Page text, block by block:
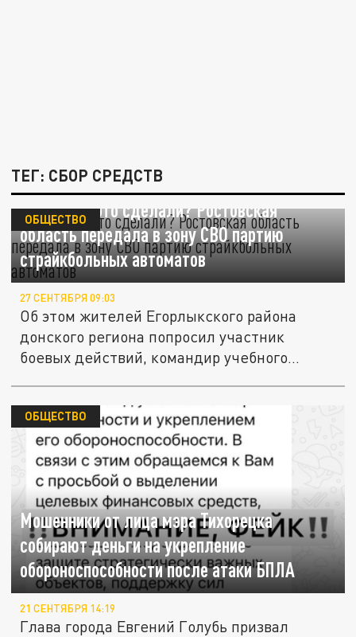
ТЕГ: СБОР СРЕДСТВ
Зачем они это сделали? Ростовская
область передала в зону СВО партию
страйкбольных автоматов
ОБЩЕСТВО
27 СЕНТЯБРЯ 09:03
Об этом жителей Егорлыкского района
донского региона попросил участник
боевых действий, командир учебного...
Мошенники от лица мэра Тихорецка
собирают деньги на укрепление
обороноспособности после атаки БПЛА
ОБЩЕСТВО
21 СЕНТЯБРЯ 14:19
Глава города Евгений Голубь призвал